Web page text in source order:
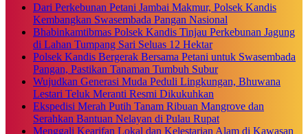
Dari Perkebunan Petani Jambai Makmur, Polsek Kandis
Kembangkan Swasembada Pangan Nasional
Bhabinkamtibmas Polsek Kandis Tinjau Perkebunan Jagung
di Lahan Tumpang Sari Seluas 12 Hektar
Polsek Kandis Bergerak Bersama Petani untuk Swasembada
Pangan, Pastikan Tanaman Tumbuh Subur
Wujudkan Generasi Muda Peduli Lingkungan, Bhuwana
Lestari Teluk Meranti Resmi Dikukuhkan
Ekspedisi Merah Putih Tanam Ribuan Mangrove dan
Serahkan Bantuan Nelayan di Pulau Rupat
Menggali Kearifan Lokal dan Kelestarian Alam di Kawasan